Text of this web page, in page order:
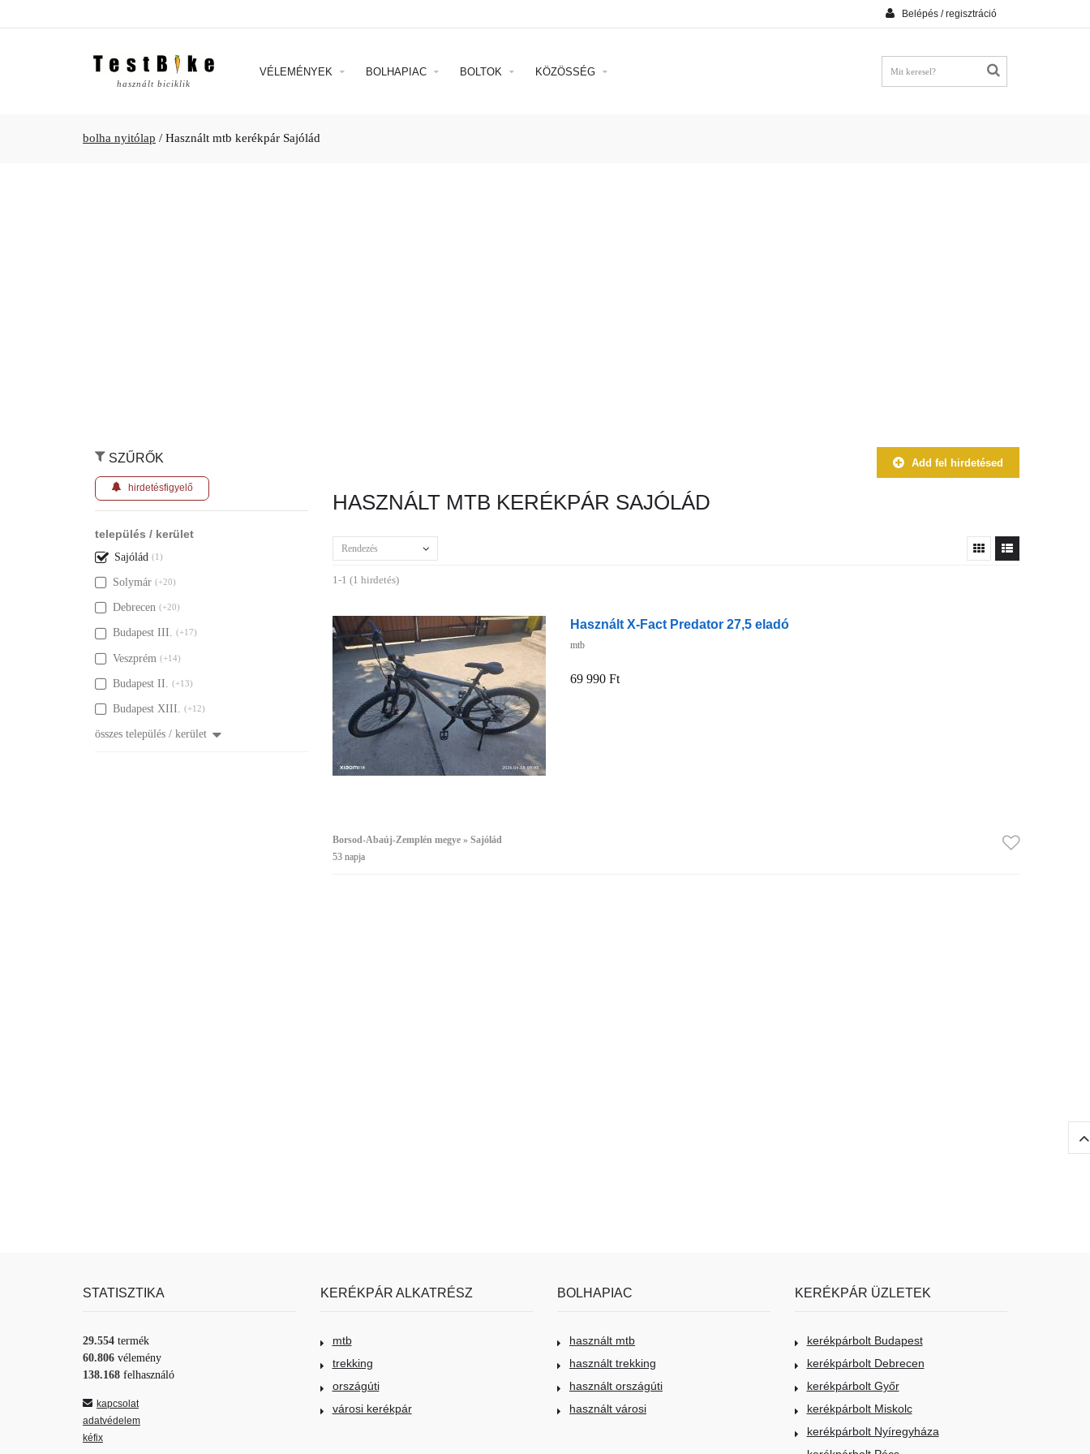
Belépés / regisztráció
használt biciklik
VÉLEMÉNYEK BOLHAPIAC BOLTOK KÖZÖSSÉG
bolha nyitólap / Használt mtb kerékpár Sajólád
SZŰRŐK
hirdetésfigyelő
település / kerület
Sajólád (1)
Solymár (+20)
Debrecen (+20)
Budapest III. (+17)
Veszprém (+14)
Budapest II. (+13)
Budapest XIII. (+12)
összes település / kerület
Add fel hirdetésed
HASZNÁLT MTB KERÉKPÁR SAJÓLÁD
Rendezés
1-1 (1 hirdetés)
Használt X-Fact Predator 27,5 eladó
mtb
69 990 Ft
Borsod-Abaúj-Zemplén megye » Sajólád
53 napja
STATISZTIKA
29.554 termék
60.806 vélemény
138.168 felhasználó
kapcsolat
adatvédelem
kéfix
KERÉKPÁR ALKATRÉSZ
mtb
trekking
országúti
városi kerékpár
BOLHAPIAC
használt mtb
használt trekking
használt országúti
használt városi
KERÉKPÁR ÜZLETEK
kerékpárbolt Budapest
kerékpárbolt Debrecen
kerékpárbolt Győr
kerékpárbolt Miskolc
kerékpárbolt Nyíregyháza